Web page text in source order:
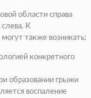
области справа
К
также возникать:
конкретного
образовании грыжи
воспаление